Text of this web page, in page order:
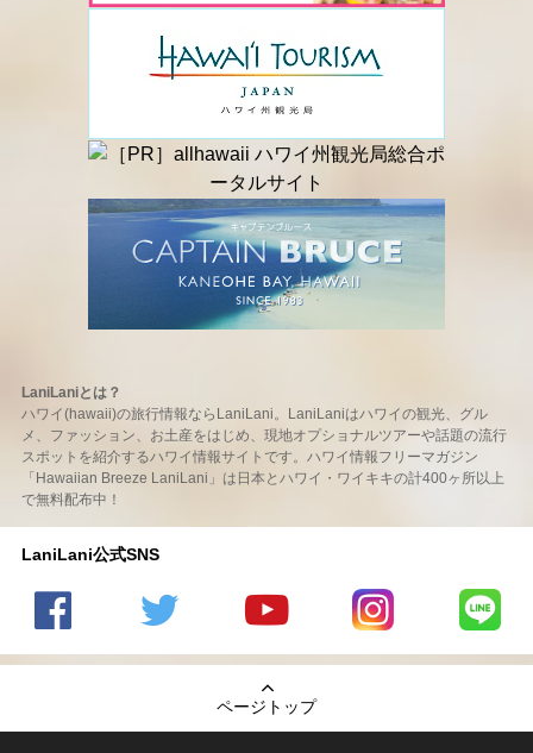
LaniLaniとは？
ハワイ(hawaii)の旅行情報ならLaniLani。LaniLaniはハワイの観光、グル
メ、ファッション、お土産をはじめ、現地オプショナルツアーや話題の流行
スポットを紹介するハワイ情報サイトです。ハワイ情報フリーマガジン
「Hawaiian Breeze LaniLani」は日本とハワイ・ワイキキの計400ヶ所以上
で無料配布中！
LaniLani公式SNS
の
のtwitter
の
Youtube
チャンネ
LaniLani
LaniLani
ページトップ